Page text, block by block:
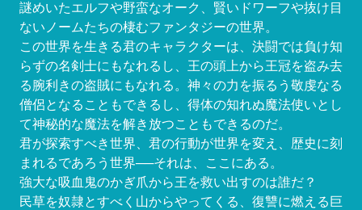
謎めいたエルフや野蛮なオーク、賢いドワーフや抜け目
ないノームたちの棲むファンタジーの世界。
この世界を生きる君のキャラクターは、決闘では負け知
らずの名剣士にもなれるし、王の頭上から王冠を盗み去
る腕利きの盗賊にもなれる。神々の力を振るう敬虔なる
僧侶となることもできるし、得体の知れぬ魔法使いとし
て神秘的な魔法を解き放つこともできるのだ。
君が探索すべき世界、君の行動が世界を変え、歴史に刻
まれるであろう世界──それは、ここにある。
強大な吸血鬼のかぎ爪から王を救い出すのは誰だ？
民草を奴隷とすべく山からやってくる、復讐に燃える巨